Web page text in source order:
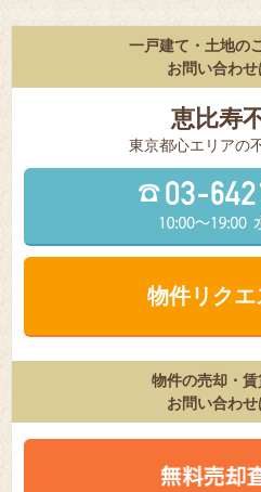
一戸建て・土地の
お問い合わ
恵比寿
東京都⼼エリアの
物件リクエ
物件の売却・
お問い合わ